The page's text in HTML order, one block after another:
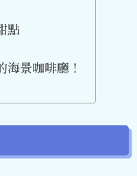
點
景咖啡廳！